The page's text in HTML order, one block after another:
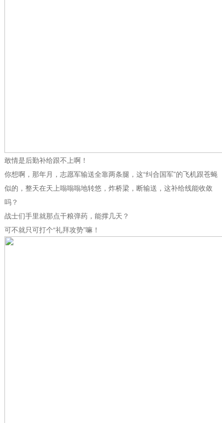
敢情是后勤补给跟不上啊！
你想啊，那年月，志愿军输送全靠两条腿，这“纠合国军”的飞机跟苍蝇
似的，整天在天上嗡嗡嗡地转悠，炸桥梁，断输送，这补给线能收敛
吗？
战士们手里就那点干粮弹药，能撑几天？
可不就只可打个“礼拜攻势”嘛！